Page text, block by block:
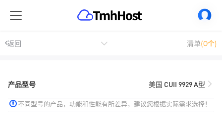
返回 清单(0个)
产品型号 美国 CUII 9929 A型
不同型号的产品，功能和性能有所差异，建议您根据实际需求选择！